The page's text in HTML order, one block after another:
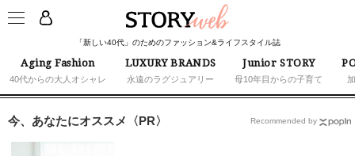
「新しい40代」のためのファッション&ライフスタイル誌
Aging Fashion
40代からの大人オシャレ
LUXURY BRANDS
永遠のラグジュアリー
Junior STORY
母10年目からの子育て
今、あなたにオススメ〈PR〉 Recommended by